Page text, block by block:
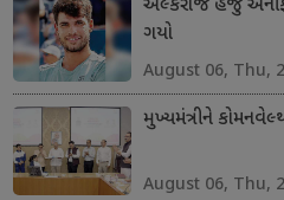
અલ્કરાજ હજુ
ગયો
August 06, Thu,
મુખ્યમંત્રીને
August 06, Thu,